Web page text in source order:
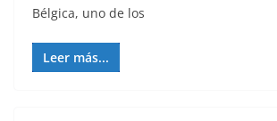
Bélgica, uno de los
Leer más...